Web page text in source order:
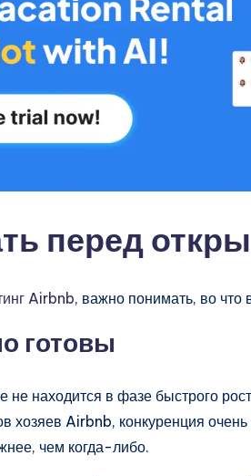
перед
Airbnb, важно понимать, во что
готовы
не находится в фазе быстрого
хозяев Airbnb, конкуренция
чем когда-либо.